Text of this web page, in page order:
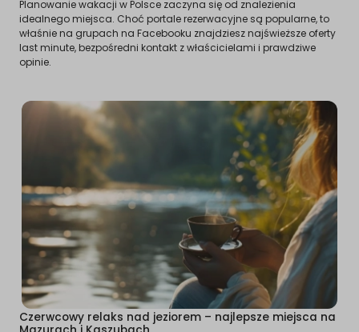
Planowanie wakacji w Polsce zaczyna się od znalezienia
idealnego miejsca. Choć portale rezerwacyjne są popularne, to
właśnie na grupach na Facebooku znajdziesz najświeższe oferty
last minute, bezpośredni kontakt z właścicielami i prawdziwe
opinie.
Czerwcowy relaks nad jeziorem – najlepsze miejsca na